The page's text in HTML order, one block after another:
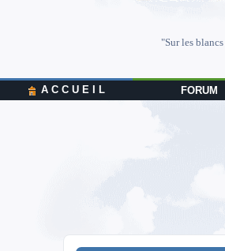
"Sur les
A C C U E I L FORUM